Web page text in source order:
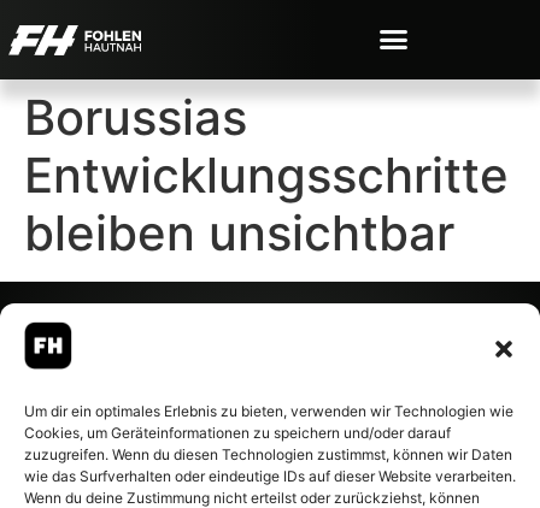
Um dir ein optimales Erlebnis zu bieten, verwenden wir Technologien wie
Cookies, um Geräteinformationen zu speichern und/oder darauf
zuzugreifen. Wenn du diesen Technologien zustimmst, können wir Daten
wie das Surfverhalten oder eindeutige IDs auf dieser Website verarbeiten.
Wenn du deine Zustimmung nicht erteilst oder zurückziehst, können
Borussias
Entwicklungsschritte
bleiben unsichtbar
– Alle rechte vorbehalten.
Fohlen-Hautnah.de ist ein
offiziell eingetragenes Magazin
bei der Deutschen